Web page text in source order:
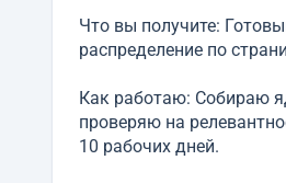
Что вы получите:
распределение по
Как работаю: Собираю
проверяю на
10 рабочих дней.